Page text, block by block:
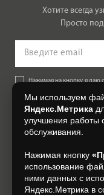
Хотите всегда
Просто
Нажимая на кнопку, я даю
Согласии на обработку
+7
Мы используем
Яндекс.Метрика
улучшения работы
обслуживания.
Нажимая кнопку
использование
ними данных с
Яндекс.Метрика в